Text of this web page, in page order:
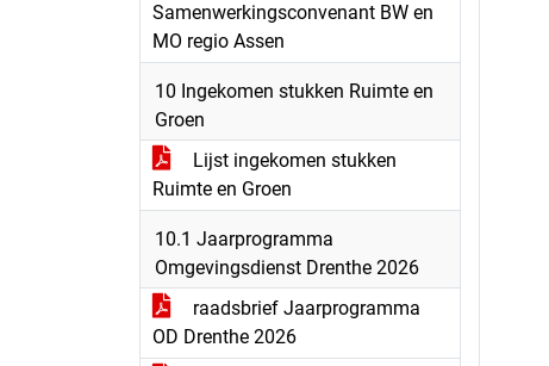
Samenwerkingsconvenant BW en
MO regio Assen
10 Ingekomen stukken Ruimte en
Groen
Lijst ingekomen stukken
Ruimte en Groen
10.1 Jaarprogramma
Omgevingsdienst Drenthe 2026
raadsbrief Jaarprogramma
OD Drenthe 2026